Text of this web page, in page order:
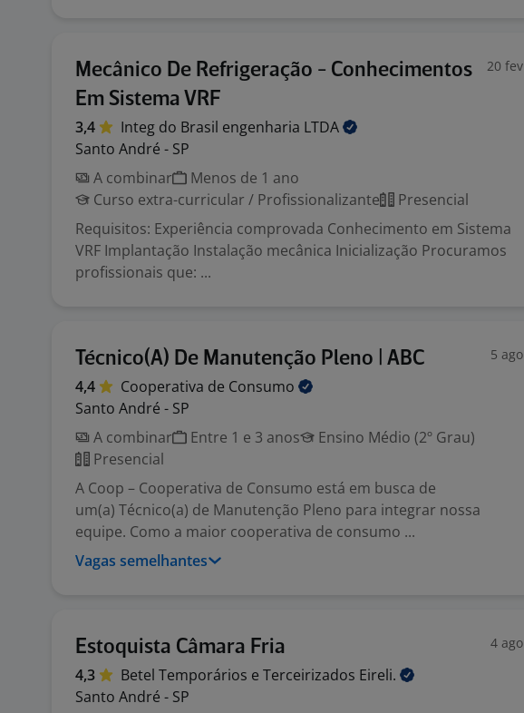
Mecânico De Refrigeração - Conhecimentos
Em Sistema VRF
20 fev
3,4 Integ do Brasil engenharia LTDA
Santo André - SP
A combinar
Menos de 1 ano
Curso extra-curricular / Profissionalizante
Presencial
Requisitos: Experiência comprovada Conhecimento em Sistema
VRF Implantação Instalação mecânica Inicialização Procuramos
profissionais que: ...
Técnico(A) De Manutenção Pleno | ABC 5 ago
4,4 Cooperativa de Consumo
Santo André - SP
A combinar
Entre 1 e 3 anos
Ensino Médio (2º Grau)
Presencial
A Coop – Cooperativa de Consumo está em busca de
um(a) Técnico(a) de Manutenção Pleno para integrar nossa
equipe. Como a maior cooperativa de consumo ...
Vagas semelhantes
Estoquista Câmara Fria 4 ago
4,3 Betel Temporários e Terceirizados Eireli.
Santo André - SP